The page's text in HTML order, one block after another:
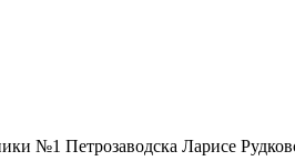
№1 Петрозаводска Ларисе